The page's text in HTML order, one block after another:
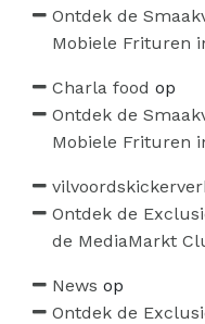
Ontdek de
Mobiele Frituren
Charla food op
Ontdek de
Mobiele Frituren
Ontdek de
de MediaMarkt
News op
Ontdek de